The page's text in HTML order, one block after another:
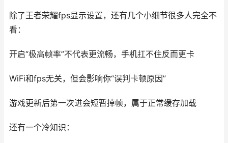
除了王者荣耀fps显示设置，还有几个小细节很多人完全不
看：
开启“极高帧率”不代表更流畅，手机扛不住反而更卡
WiFi和fps无关，但会影响你“误判卡顿原因”
游戏更新后第一次进会短暂掉帧，属于正常缓存加载
还有一个冷知识：